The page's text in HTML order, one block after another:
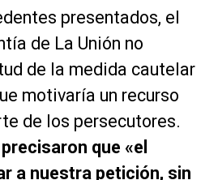
presentados, el
de La Unión no
de la medida cautelar
motivaría un recurso
de los persecutores.
que «el
a nuestra petición, sin